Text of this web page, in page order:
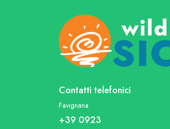
Contatti telefonici
Favignana
+39 0923